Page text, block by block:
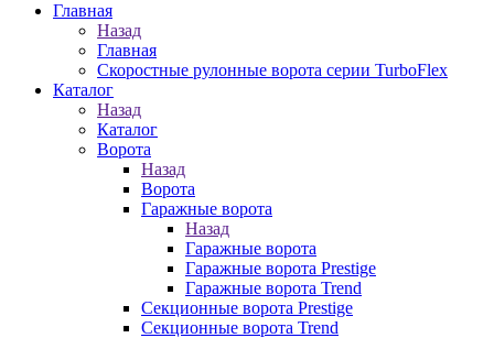
Главная
Назад
Главная
Скоростные рулонные ворота серии TurboFlex
Каталог
Назад
Каталог
Ворота
Назад
Ворота
Гаражные ворота
Назад
Гаражные ворота
Гаражные ворота Prestige
Гаражные ворота Trend
Секционные ворота Prestige
Секционные ворота Trend